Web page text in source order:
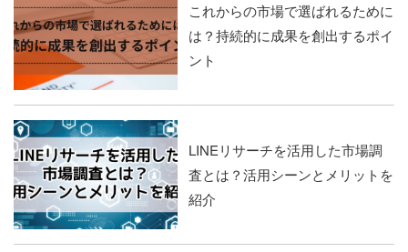
これからの市場で選ばれるために
は？持続的に成果を創出するポイ
ント
LINEリサーチを活用した市場調
査とは？活用シーンとメリットを
紹介